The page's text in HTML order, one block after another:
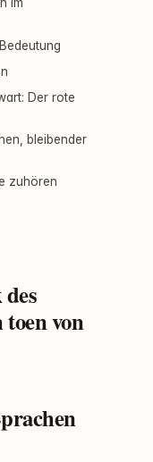
im
Der rote
bleibender
zuhören
von